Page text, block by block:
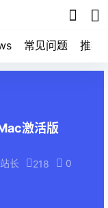
常见问题 推荐
激活版
站长 218 0